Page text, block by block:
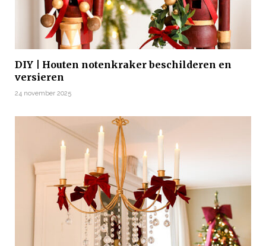
DIY | Houten notenkraker beschilderen en
versieren
24 november 2025